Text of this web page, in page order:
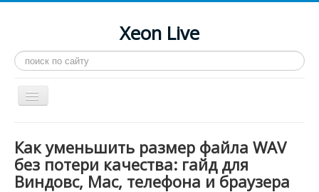
Xeon Live
Искать...
Toggle
Navigation
LGA 2011-3
LGA 2011
Как уменьшить размер файла WAV
без потери качества: гайд для
Виндовс, Mac, телефона и браузера